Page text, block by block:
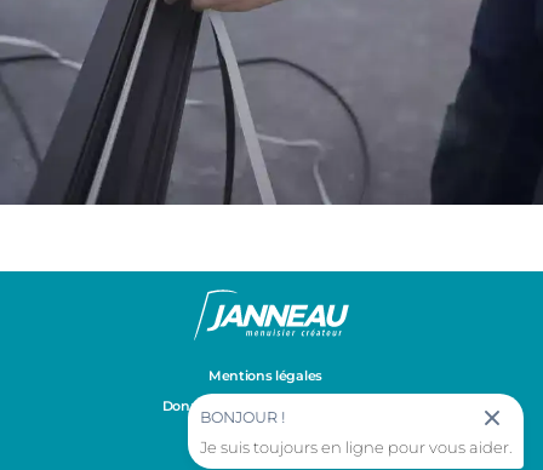
Mentions légales
Données personnelles et cookies
BONJOUR !
Je suis toujours en ligne pour vous aider.